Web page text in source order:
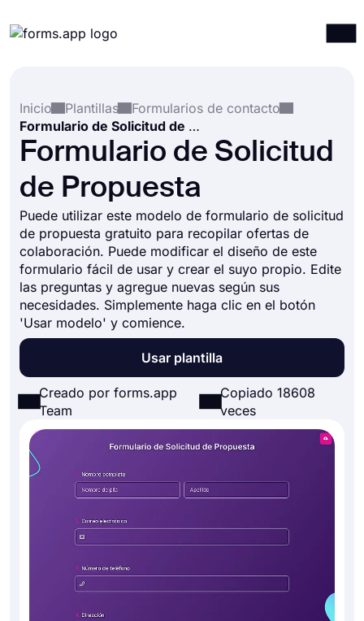
Integraciones
Plantillas
Recursos
Inicio
Plantillas
Formularios de contacto
Formulario de Solicitud de Propuesta
Formulario de Solicitud
de Propuesta
Puede utilizar este modelo de formulario de solicitud
de propuesta gratuito para recopilar ofertas de
colaboración. Puede modificar el diseño de este
formulario fácil de usar y crear el suyo propio. Edite
las preguntas y agregue nuevas según sus
necesidades. Simplemente haga clic en el botón
'Usar modelo' y comience.
Usar plantilla
Creado por forms.app
Team
Copiado 18608
veces